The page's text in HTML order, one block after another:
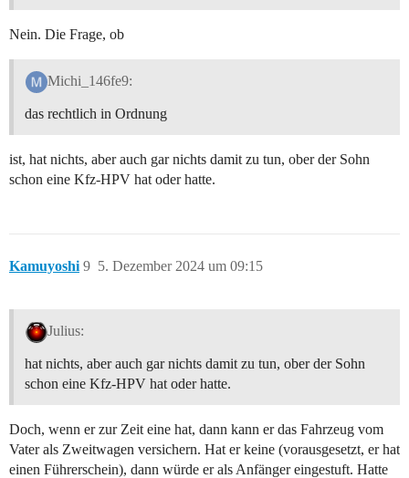
Nein. Die Frage, ob
Michi_146fe9:
das rechtlich in Ordnung
ist, hat nichts, aber auch gar nichts damit zu tun, ober der Sohn
schon eine Kfz-HPV hat oder hatte.
Kamuyoshi 5. Dezember 2024 um 09:15
9
Julius:
hat nichts, aber auch gar nichts damit zu tun, ober der Sohn
schon eine Kfz-HPV hat oder hatte.
Doch, wenn er zur Zeit eine hat, dann kann er das Fahrzeug vom
Vater als Zweitwagen versichern. Hat er keine (vorausgesetzt, er hat
einen Führerschein), dann würde er als Anfänger eingestuft. Hatte